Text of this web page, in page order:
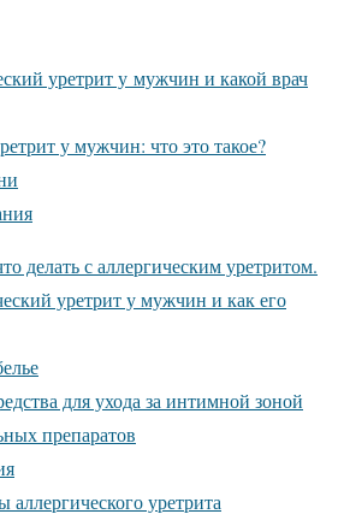
уретрит у мужчин и какой врач
у мужчин: что это такое?
делать с аллергическим уретритом.
уретрит у мужчин и как его
для ухода за интимной зоной
препаратов
уретрита